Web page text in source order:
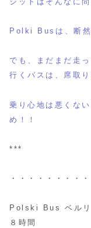
ジットはそんなに問
Polki Busは、断然
でも、まだまだ走
行くバスは、席取り
乗り心地は悪くな
め！！
***
・・・・・・・・
Polski Bus ベル
８時間